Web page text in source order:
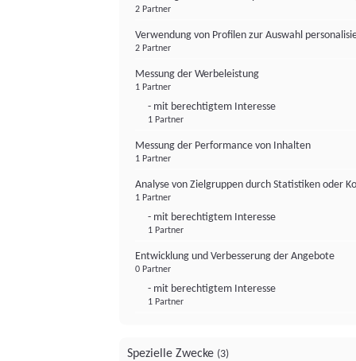
2 Partner
Verwendung von Profilen zur Auswahl
2 Partner
Messung der Werbeleistung
1 Partner
- mit berechtigtem Interesse
1 Partner
Messung der Performance von Inhalten
1 Partner
Analyse von Zielgruppen durch Statistiken oder
1 Partner
- mit berechtigtem Interesse
1 Partner
Entwicklung und Verbesserung der Angebote
0 Partner
- mit berechtigtem Interesse
1 Partner
Spezielle Zwecke (3)